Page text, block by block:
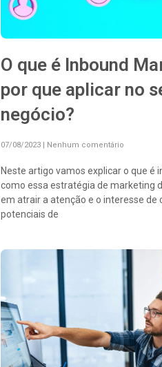
O que é Inbound
por que aplicar no
negócio?
07/08/2023 Nenhum comentário
Neste artigo vamos explicar o que é
como essa estratégia de marketing
em atrair a atenção e o interesse de
potenciais de